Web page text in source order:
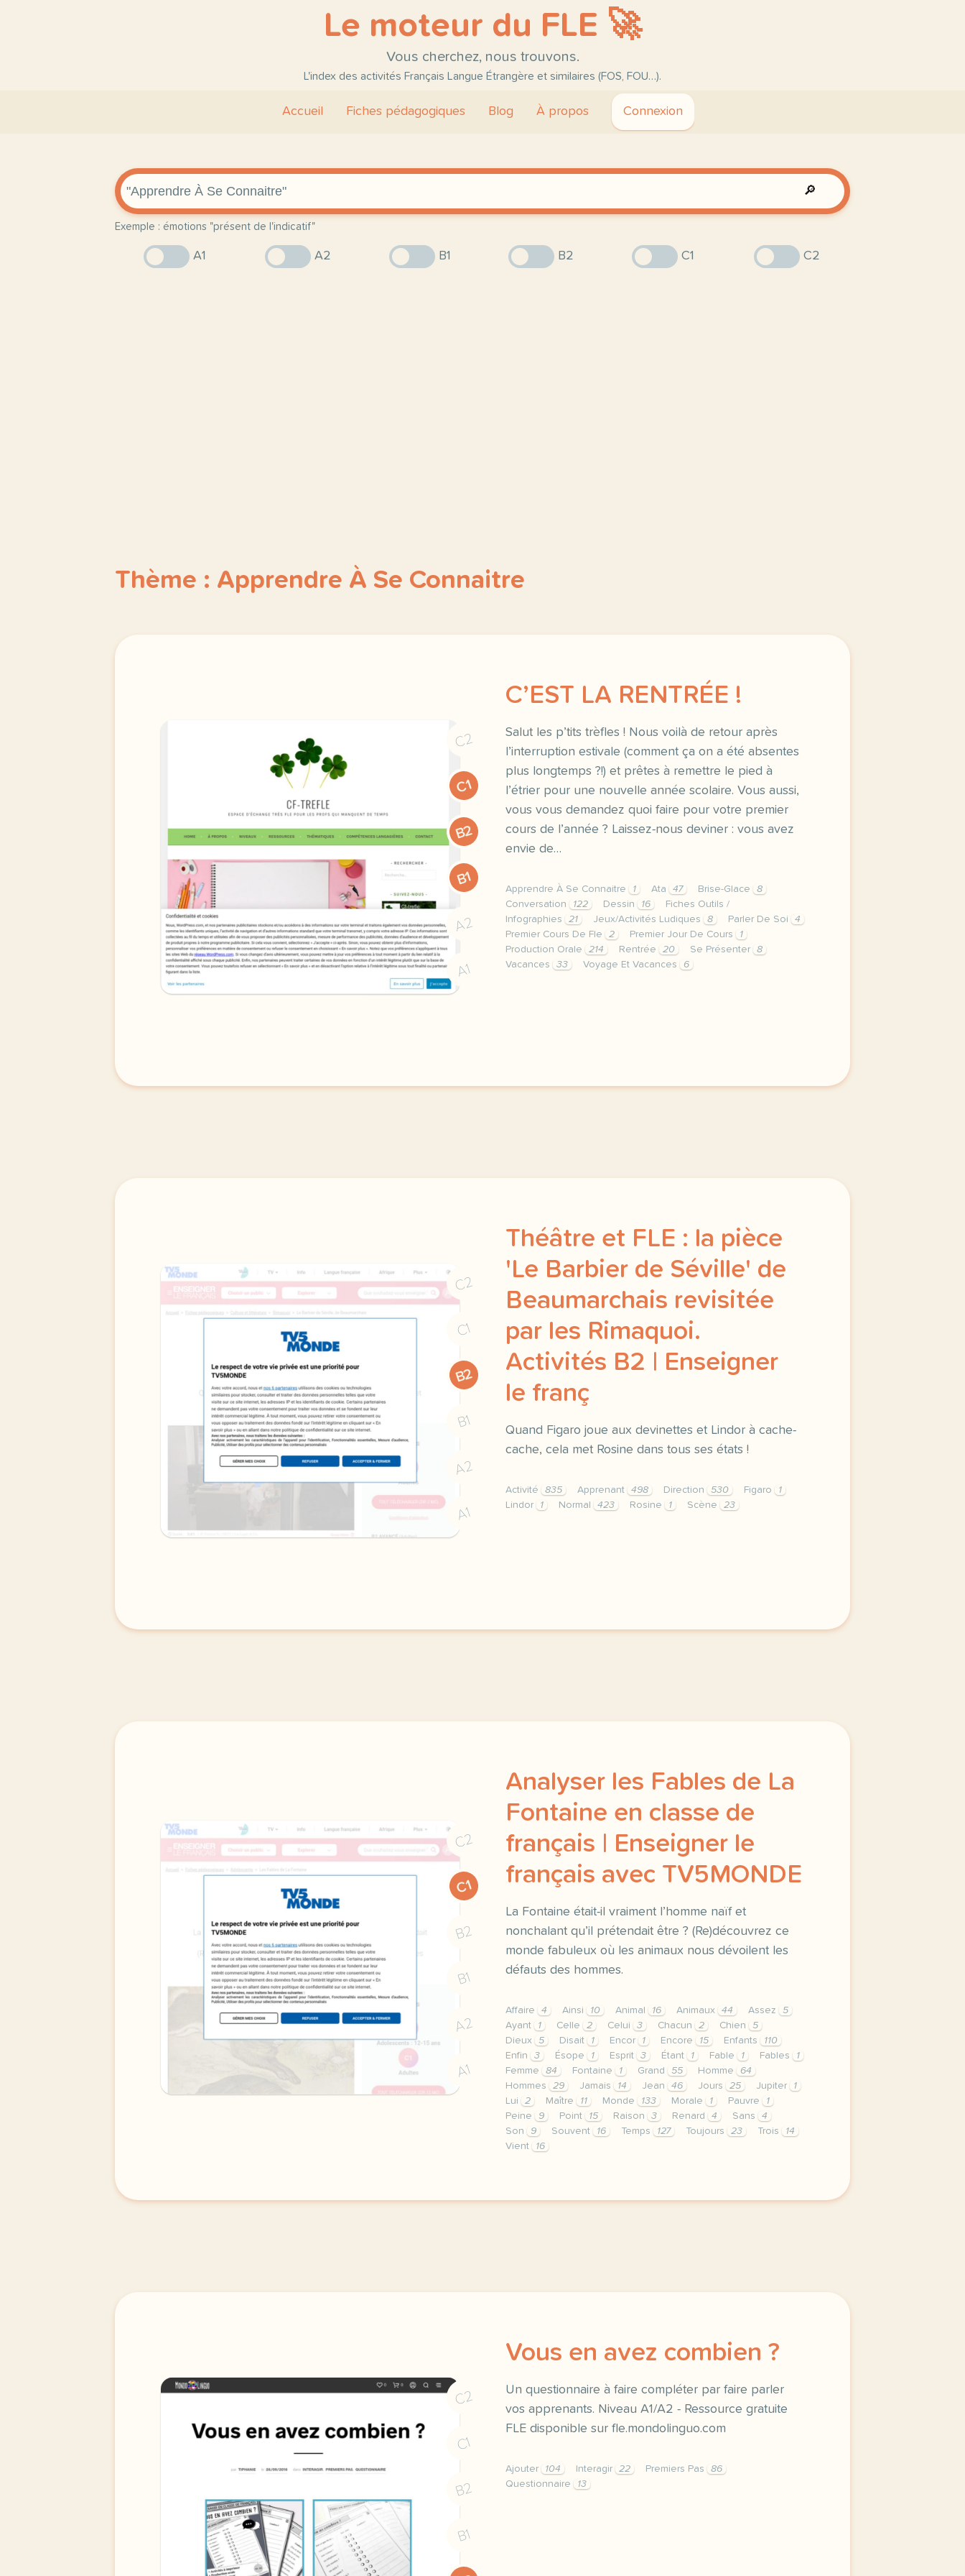
Le moteur du FLE 🚀
Vous cherchez, nous trouvons.
L'index des activités Français Langue Étrangère et similaires (FOS, FOU…).
Accueil Fiches pédagogiques Blog À propos Connexion
🔎
Exemple : émotions "présent de l'indicatif"
A1 A2 B1 B2 C1 C2
Thème : Apprendre À Se Connaitre
C2
C1
B2
B1
A2
A1
C’EST LA RENTRÉE !
Salut les p’tits trèfles ! Nous voilà de retour après
l’interruption estivale (comment ça on a été absentes
plus longtemps ?!) et prêtes à remettre le pied à
l’étrier pour une nouvelle année scolaire. Vous aussi,
vous vous demandez quoi faire pour votre premier
cours de l’année ? Laissez-nous deviner : vous avez
envie de…
Apprendre À Se Connaitre 1 Ata 47 Brise-Glace
8
Conversation
122 Dessin 16
Fiches Outils /
Infographies
21 Jeux/Activités Ludiques 8 Parler De Soi
4
Premier Cours De Fle
2 Premier Jour De Cours
1
Production Orale
214 Rentrée 20 Se Présenter
8
Vacances
33 Voyage Et Vacances 6
C2
C1
B2
B1
A2
A1
Théâtre et FLE : la pièce
'Le Barbier de Séville' de
Beaumarchais revisitée
par les Rimaquoi.
Activités B2 | Enseigner
le franç
Quand Figaro joue aux devinettes et Lindor à cache-
cache, cela met Rosine dans tous ses états !
Activité 835 Apprenant 498 Direction 530 Figaro
1
Lindor
1 Normal 423 Rosine 1 Scène 23
C2
C1
B2
B1
A2
A1
Analyser les Fables de La
Fontaine en classe de
français | Enseigner le
français avec TV5MONDE
La Fontaine était-il vraiment l’homme naïf et
nonchalant qu’il prétendait être ? (Re)découvrez ce
monde fabuleux où les animaux nous dévoilent les
défauts des hommes.
Affaire 4 Ainsi 10 Animal 16 Animaux 44 Assez
5
Ayant
1 Celle 2 Celui 3 Chacun 2 Chien
5
Dieux
5 Disait 1 Encor 1 Encore 15 Enfants
110
Enfin
3 Ésope 1 Esprit 3 Étant 1 Fable 1 Fables
1
Femme
84 Fontaine 1 Grand 55 Homme
64
Hommes
29 Jamais 14 Jean 46 Jours 25 Jupiter
1
Lui
2 Maître 11 Monde 133 Morale 1 Pauvre
1
Peine
9 Point 15 Raison 3 Renard 4 Sans
4
Son
9 Souvent 16 Temps 127 Toujours 23 Trois
14
Vient
16
C2
C1
B2
B1
Vous en avez combien ?
Un questionnaire à faire compléter par faire parler
vos apprenants. Niveau A1/A2 - Ressource gratuite
FLE disponible sur fle.mondolinguo.com
Ajouter 104 Interagir 22 Premiers Pas
86
Questionnaire
13